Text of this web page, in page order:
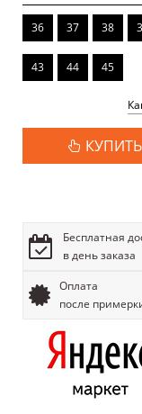
36 37 38
43 44 45
КУПИТЬ
Бесплатная
в день заказа
Оплата
после